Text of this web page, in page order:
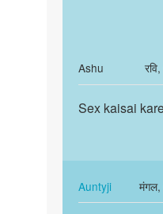
Ashu
reply
to
by
Anuj
Sex
Sex kaisai
AuntyjiIn
reply